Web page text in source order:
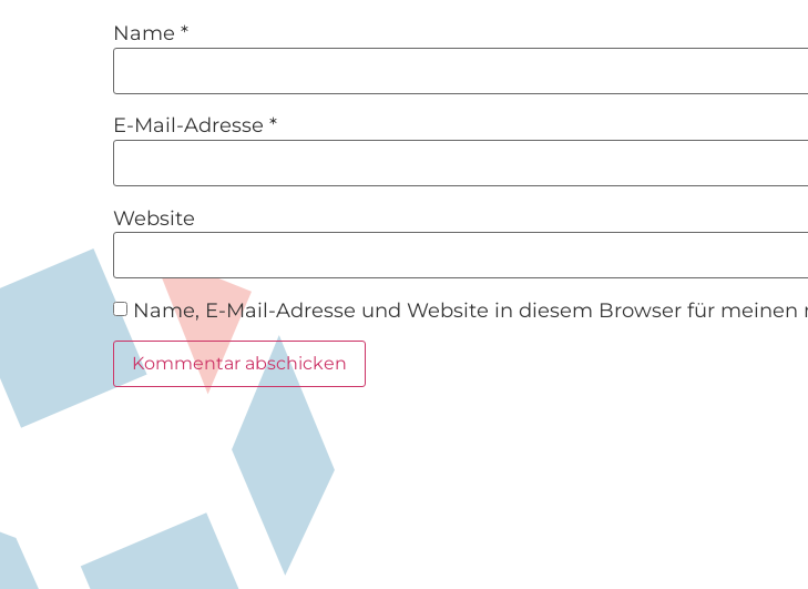
Name *
E-Mail-Adresse *
Website
Name, E-Mail-Adresse und Website in diesem Browser für